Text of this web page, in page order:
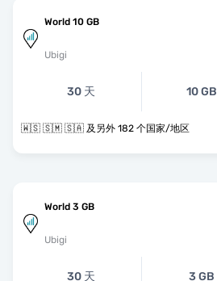
World 10 GB
Ubigi
30 天 10 GB
🇼🇸 🇸🇲 🇸🇦 及另外 182 个国家/地区
World 3 GB
Ubigi
30 天 3 GB